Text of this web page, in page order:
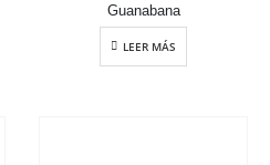
Guanabana
LEER MÁS